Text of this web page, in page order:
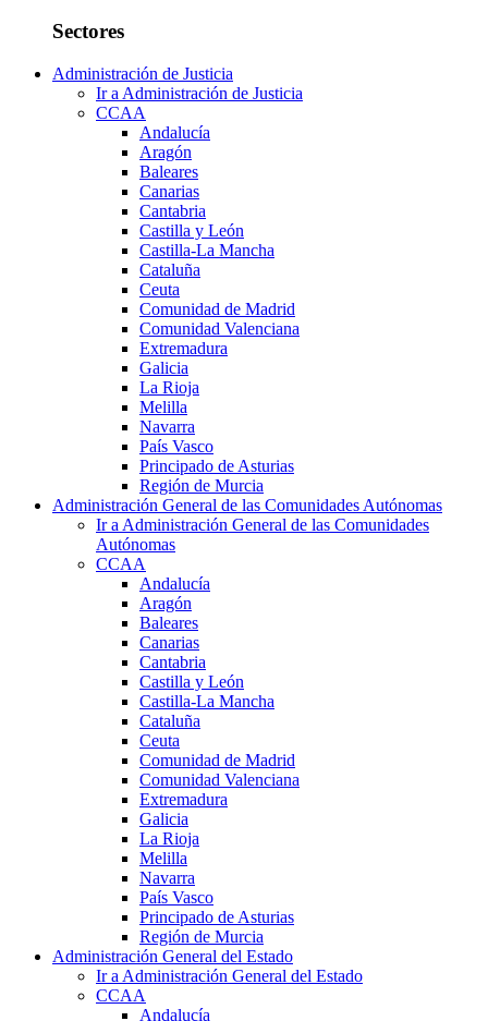
Sectores
Administración de Justicia
Ir a Administración de Justicia
CCAA
Andalucía
Aragón
Baleares
Canarias
Cantabria
Castilla y León
Castilla-La Mancha
Cataluña
Ceuta
Comunidad de Madrid
Comunidad Valenciana
Extremadura
Galicia
La Rioja
Melilla
Navarra
País Vasco
Principado de Asturias
Región de Murcia
Administración General de las Comunidades Autónomas
Ir a Administración General de las Comunidades
Autónomas
CCAA
Andalucía
Aragón
Baleares
Canarias
Cantabria
Castilla y León
Castilla-La Mancha
Cataluña
Ceuta
Comunidad de Madrid
Comunidad Valenciana
Extremadura
Galicia
La Rioja
Melilla
Navarra
País Vasco
Principado de Asturias
Región de Murcia
Administración General del Estado
Ir a Administración General del Estado
CCAA
Andalucía